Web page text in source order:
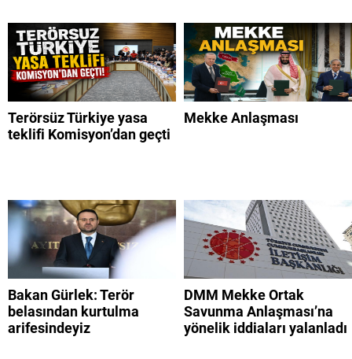
Terörsüz Türkiye yasa
teklifi Komisyon’dan geçti
Mekke Anlaşması
Bakan Gürlek: Terör
belasından kurtulma
arifesindeyiz
DMM Mekke Ortak
Savunma Anlaşması’na
yönelik iddiaları yalanladı